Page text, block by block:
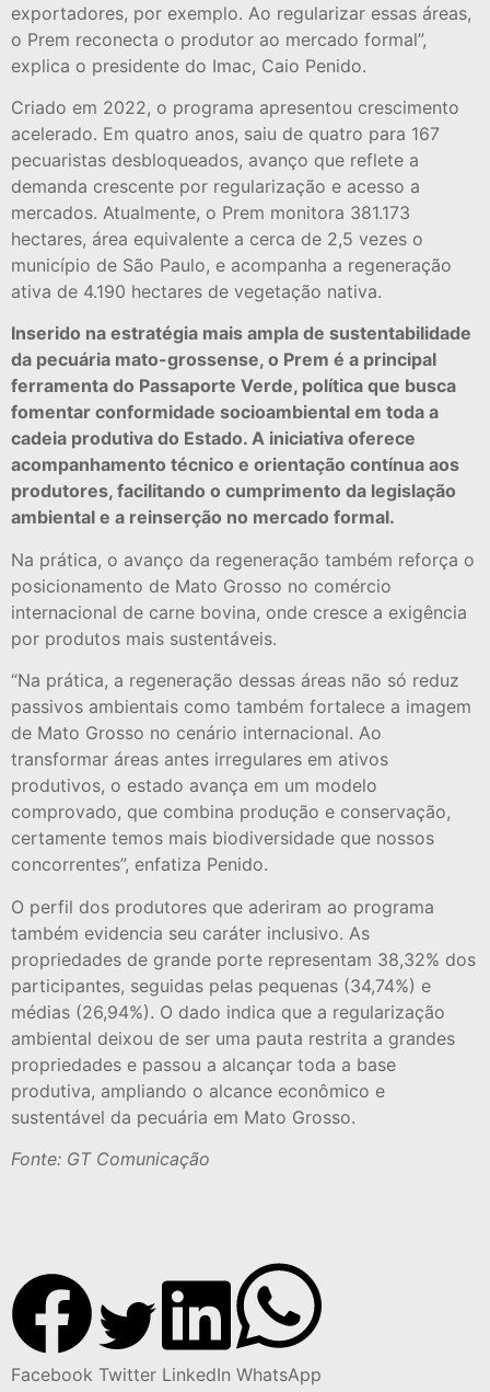
exportadores, por exemplo. Ao regularizar essas áreas,
o Prem reconecta o produtor ao mercado formal”,
explica o presidente do Imac, Caio Penido.
Criado em 2022, o programa apresentou crescimento
acelerado. Em quatro anos, saiu de quatro para 167
pecuaristas desbloqueados, avanço que reflete a
demanda crescente por regularização e acesso a
mercados. Atualmente, o Prem monitora 381.173
hectares, área equivalente a cerca de 2,5 vezes o
município de São Paulo, e acompanha a regeneração
ativa de 4.190 hectares de vegetação nativa.
Inserido na estratégia mais ampla de sustentabilidade
da pecuária mato-grossense, o Prem é a principal
ferramenta do Passaporte Verde, política que busca
fomentar conformidade socioambiental em toda a
cadeia produtiva do Estado. A iniciativa oferece
acompanhamento técnico e orientação contínua aos
produtores, facilitando o cumprimento da legislação
ambiental e a reinserção no mercado formal.
Na prática, o avanço da regeneração também reforça o
posicionamento de Mato Grosso no comércio
internacional de carne bovina, onde cresce a exigência
por produtos mais sustentáveis.
“Na prática, a regeneração dessas áreas não só reduz
passivos ambientais como também fortalece a imagem
de Mato Grosso no cenário internacional. Ao
transformar áreas antes irregulares em ativos
produtivos, o estado avança em um modelo
comprovado, que combina produção e conservação,
certamente temos mais biodiversidade que nossos
concorrentes”, enfatiza Penido.
O perfil dos produtores que aderiram ao programa
também evidencia seu caráter inclusivo. As
propriedades de grande porte representam 38,32% dos
participantes, seguidas pelas pequenas (34,74%) e
médias (26,94%). O dado indica que a regularização
ambiental deixou de ser uma pauta restrita a grandes
propriedades e passou a alcançar toda a base
produtiva, ampliando o alcance econômico e
sustentável da pecuária em Mato Grosso.
Fonte: GT Comunicação
Facebook Twitter LinkedIn WhatsApp